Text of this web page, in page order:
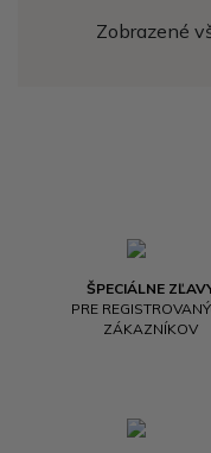
Zobrazené
ŠPECIÁLNE
PRE
ZÁKAZNÍKOV